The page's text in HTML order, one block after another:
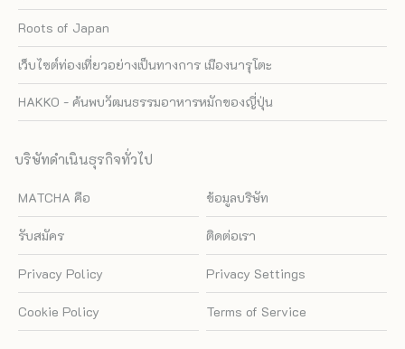
Roots of Japan
เว็บไซต์ท่องเที่ยวอย่างเป็นทางการ เมืองนารุโตะ
HAKKO - ค้นพบวัฒนธรรมอาหารหมักของญี่ปุ่น
บริษัทดำเนินธุรกิจทั่วไป
MATCHA คือ ข้อมูลบริษัท
รับสมัคร ติดต่อเรา
Privacy Policy Privacy Settings
Cookie Policy Terms of Service